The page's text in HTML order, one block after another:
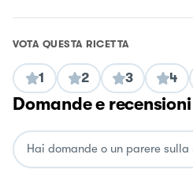
VOTA QUESTA RICETTA
1 2 3 4
Domande e recensioni